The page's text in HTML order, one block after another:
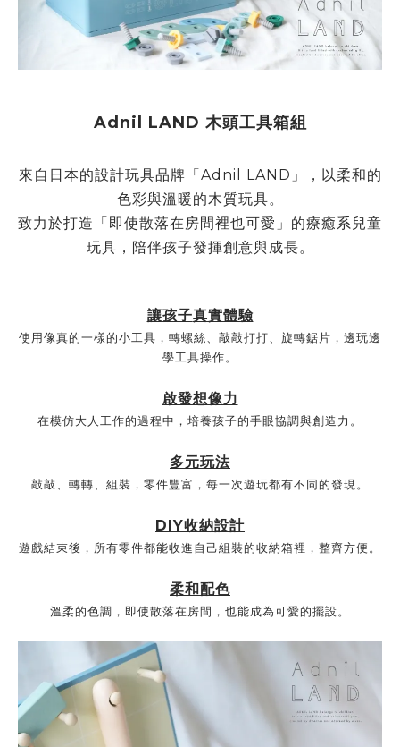
Adnil LAND 木頭工具箱組
來自日本的設計玩具品牌「Adnil LAND」
，以柔和的
色彩與溫暖的木質玩具。
致力於打造「即使散落在房間裡也可愛」的療癒系兒童
玩具，陪伴孩子發揮創意與成長。
讓孩子真實體驗
使用像真的一樣的小工具，轉螺絲、敲敲打打、旋轉鋸片，邊玩邊
學工具操作。
啟發想像力
在模仿大人工作的過程中，培養孩子的手眼協調與創造力。
多元玩法
敲敲、轉轉、組裝，零件豐富，每一次遊玩都有不同的發現。
DIY收納設計
遊戲結束後，所有零件都能收進自己組裝的收納箱裡，整齊方便。
柔和配色
溫柔的色調，即使散落在房間，也能成為可愛的擺設。